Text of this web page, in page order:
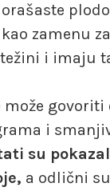
zamenu
i imaju
može govoriti
i
su
a odlični